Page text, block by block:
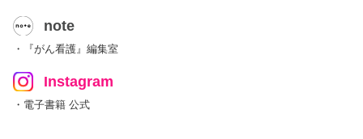
note
・『がん看護』編集室
Instagram
・電子書籍 公式